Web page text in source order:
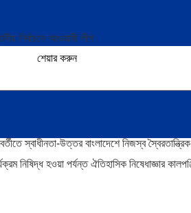
শেয়ার করুন
স্বাধীনতা-উত্তর বাংলাদেশে নিজস্ব স্বৈরতান্ত্রিক
নিষিদ্ধ হওয়া পর্যন্ত ঐতিহাসিক নিষেধাজ্ঞার